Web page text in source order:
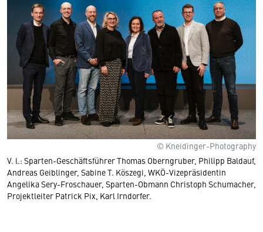
© Kneidinger-Photography
V. l.: Sparten-Geschäftsführer Thomas Oberngruber, Philipp Baldauf,
Andreas Geiblinger, Sabine T. Köszegi, WKÖ-Vizepräsidentin
Angelika Sery-Froschauer, Sparten-Obmann Christoph Schumacher,
Projektleiter Patrick Pix, Karl Irndorfer.